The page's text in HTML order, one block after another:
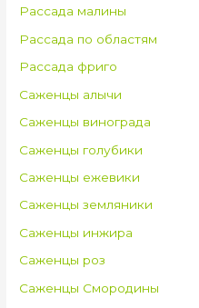
Рассада малины
Рассада по областям
Рассада фриго
Саженцы алычи
Саженцы винограда
Саженцы голубики
Саженцы ежевики
Саженцы земляники
Саженцы инжира
Саженцы роз
Саженцы Смородины